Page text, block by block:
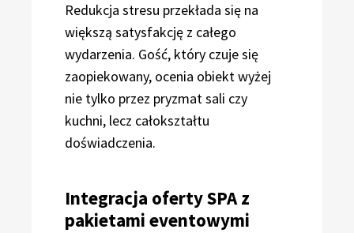
Redukcja stresu przekłada się na
większą satysfakcję z całego
wydarzenia. Gość, który czuje się
zaopiekowany, ocenia obiekt wyżej
nie tylko przez pryzmat sali czy
kuchni, lecz całokształtu
doświadczenia.
Integracja oferty SPA z
pakietami eventowymi